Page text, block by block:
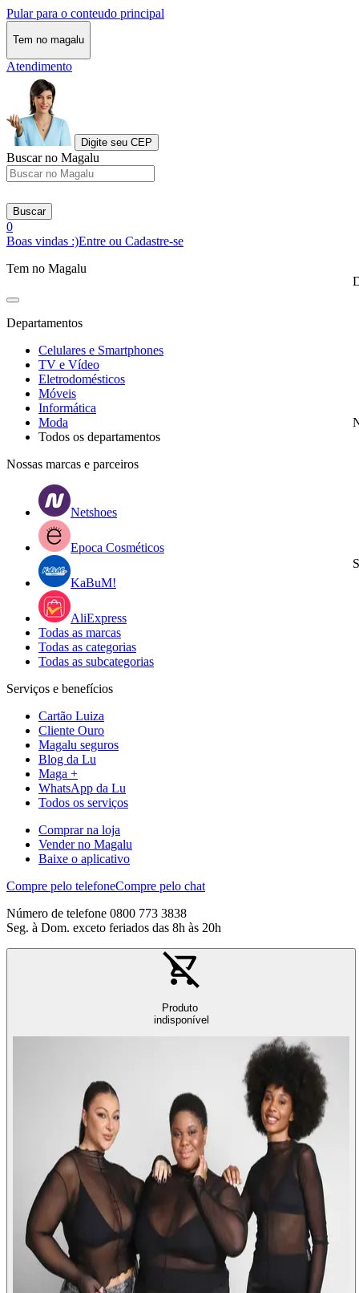
Pular para o conteudo principal
Tem no magalu
Atendimento
Digite seu CEP
Buscar no Magalu
Buscar
0
Boas vindas :)Entre ou Cadastre-se
Tem no Magalu
Departamentos
Celulares e Smartphones
TV e Vídeo
Eletrodomésticos
Móveis
Informática
Moda
Todos os departamentos
Nossas marcas e parceiros
Netshoes
Epoca Cosméticos
KaBuM!
AliExpress
Todas as marcas
Todas as categorias
Todas as subcategorias
Serviços e benefícios
Cartão Luiza
Cliente Ouro
Magalu seguros
Blog da Lu
Maga +
WhatsApp da Lu
Todos os serviços
Comprar na loja
Vender no Magalu
Baixe o aplicativo
Compre pelo telefoneCompre pelo chat
Número de telefone 0800 773 3838
Seg. à Dom. exceto feriados das 8h às 20h
Produto
indisponível